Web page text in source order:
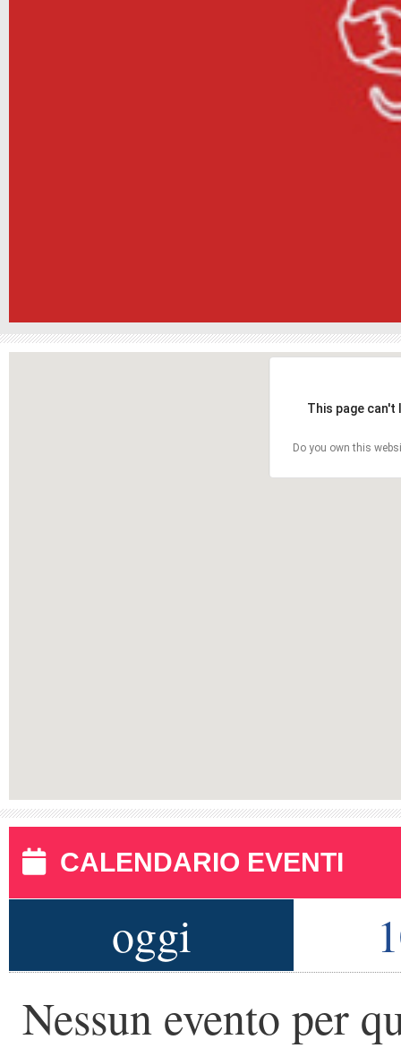
This page
Do you own this
CALENDARIO EVENTI
oggi
Nessun evento per